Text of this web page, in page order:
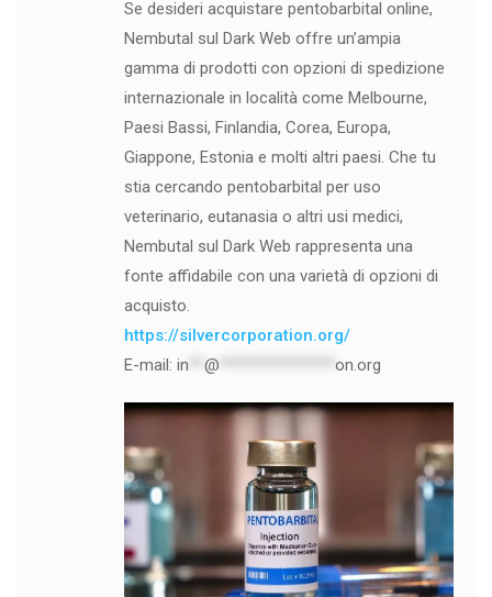
Se desideri acquistare pentobarbital online,
Nembutal sul Dark Web offre un’ampia
gamma di prodotti con opzioni di spedizione
internazionale in località come Melbourne,
Paesi Bassi, Finlandia, Corea, Europa,
Giappone, Estonia e molti altri paesi. Che tu
stia cercando pentobarbital per uso
veterinario, eutanasia o altri usi medici,
Nembutal sul Dark Web rappresenta una
fonte affidabile con una varietà di opzioni di
acquisto.
https://silvercorporation.org/
E-mail: in @ on.org